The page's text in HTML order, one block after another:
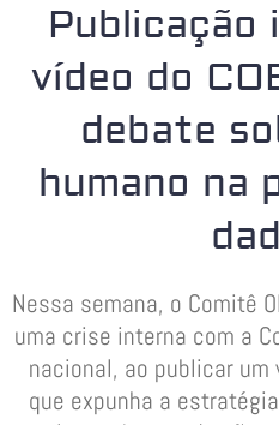
Publicação
vídeo do
debate
humano na
Nessa semana, o Comitê
uma crise interna com a
nacional, ao publicar
que expunha a